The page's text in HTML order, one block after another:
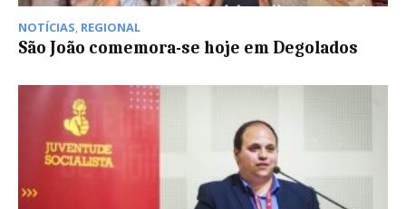
NOTÍCIAS, REGIONAL
São João comemora-se hoje em Degolados